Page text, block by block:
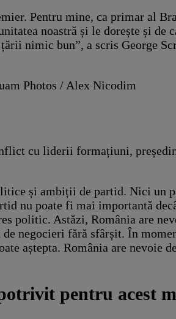
Pentru mine, ca primar al
noastră și le dorește și de
nimic bun”, a scris George
Photos / Alex Nicodim
cu liderii formațiuni,
și ambiții de partid. Nici un
nu poate fi mai importantă
politic. Astăzi, România are
negocieri fără sfârșit. În
aștepta. România are nevoie
pentru acest